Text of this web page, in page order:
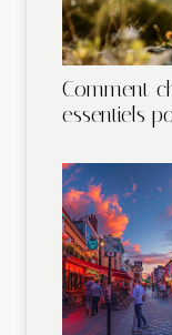
Comment
essentiels